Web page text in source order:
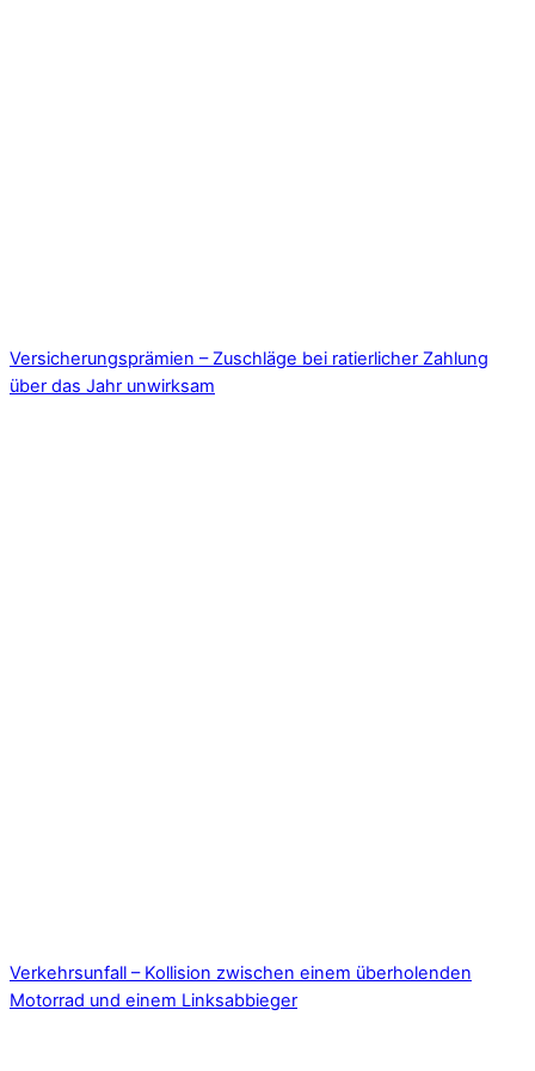
Versicherungsprämien – Zuschläge bei ratierlicher Zahlung
über das Jahr unwirksam
Verkehrsunfall – Kollision zwischen einem überholenden
Motorrad und einem Linksabbieger